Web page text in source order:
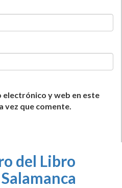
y web en este
vez que comente.
del Libro